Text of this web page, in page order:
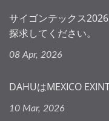
サイゴンテックス
探求してください。
08 Apr, 2026
DAHUはMEXICO
10 Mar, 2026